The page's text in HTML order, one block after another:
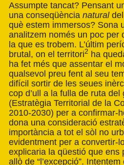
Assumpte tancat? Pensant
una conseqüència naturaldel
què estem immersos? Sona
analitzem només un poc per
la que es trobem. L’últim
brutal, on el territori2 ha
ha fet més que assentar el
qualsevol preu fent al seu
difícil sortir de les seues
cop d’ull a la fulla de ruta
(Estratègia Territorial de la
2010-2030) per a confirmar-
dona una consideració
importància a tot el sòl no
evidentment per a convertir-
explicaria la qüestió que ens
allò de “l’excepció”.